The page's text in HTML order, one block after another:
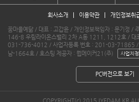
회사소개 이용약관 개인정보취
꿈마을예닮 / 대표 : 고갑윤 / 개인정보책임자 : 문기정 /
146-8 우림라이온스밸리 2차 A동 1211, 1212호 /
031-736-4012 / 사업자등록 번호 : 201-03-71865 /
남-1664호 / 호스팅 제공자 : 웹메이커21(주)
PC버전으로 보기